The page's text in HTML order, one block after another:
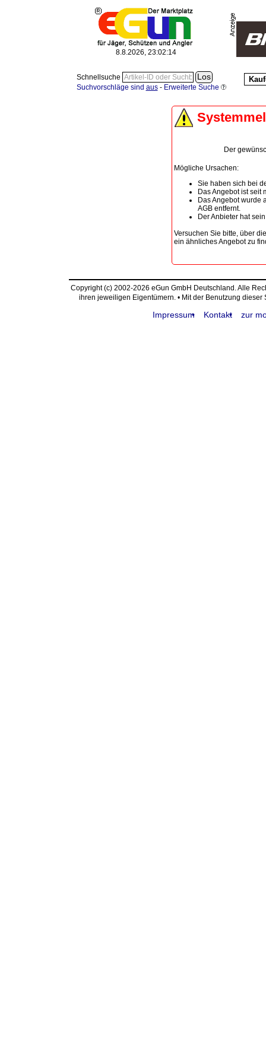
8.8.2026, 23:02:14
Schnellsuche
Suchvorschläge sind aus- Erweiterte Suche
Der
Mögliche Ursachen:
Sie haben sich bei
Das Angebot ist seit
Das Angebot wurde
AGB entfernt.
Der Anbieter hat
Versuchen Sie bitte, über
ein ähnliches Angebot zu
Copyright (c) 2002-2026 eGun GmbH Deutschland. Alle
ihren jeweiligen Eigentümern. • Mit der Benutzung
Impressum Kontakt zur